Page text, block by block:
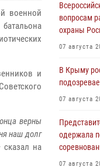
военной
и
верны
наш долг
на
вопросам
охраны
07 августа
В Крыму
07 августа
одержала
07 августа